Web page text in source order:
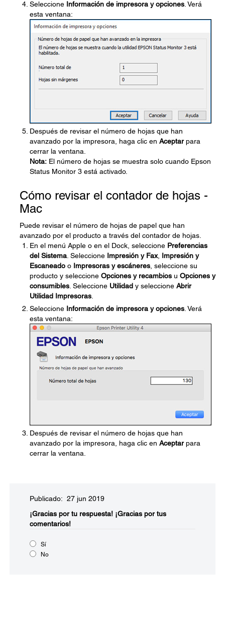
Seleccione Información de impresora y opciones . Verá
esta ventana:
Después de revisar el número de hojas que han
avanzado por la impresora, haga clic en Aceptarpara
cerrar la ventana.
Nota: El número de hojas se muestra solo cuando Epson
Status Monitor 3 está activado.
Cómo revisar el contador de hojas -
Mac
Puede revisar el número de hojas de papel que han
avanzado por el producto a través del contador de hojas.
En el menú Apple o en el Dock, seleccione Preferencias
del Sistema . Seleccione Impresión y Fax, Impresión y
Escaneado o Impresoras y escáneres , seleccione su
producto y seleccione Opciones y recambios u Opciones y
consumibles . Seleccione Utilidad y seleccione Abrir
Utilidad Impresoras
Seleccione Información de impresora y opciones . Verá
esta ventana:
Después de revisar el número de hojas que han
avanzado por la impresora, haga clic en Aceptarpara
cerrar la ventana.
Publicado: 27 jun 2019
¡Gracias por tu respuesta! ¡Gracias por tus
comentarios!
Sí
No